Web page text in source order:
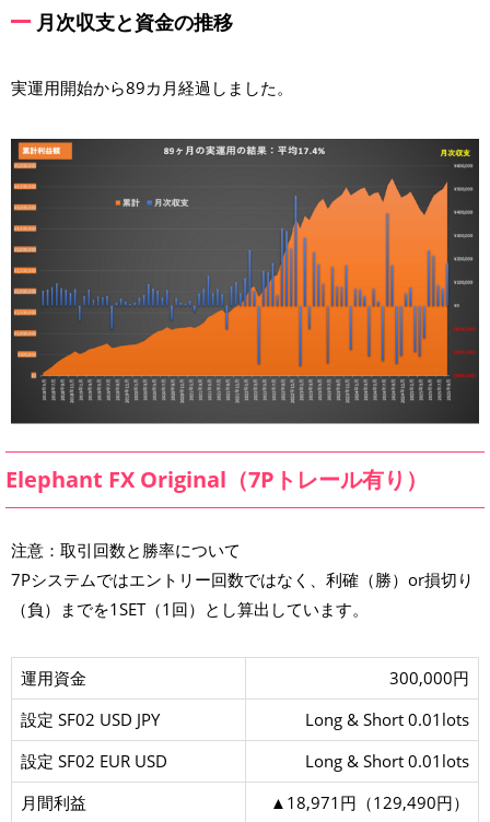
月次収支と資金の推移
実運用開始から89カ月経過しました。
Elephant FX Original（7Pトレール有り）
注意：取引回数と勝率について
7Pシステムではエントリー回数ではなく、利確（勝）or損切り
（負）までを1SET（1回）とし算出しています。
運用資金
300,000円
設定 SF02 USD JPY
Long & Short 0.01lots
設定 SF02 EUR USD
Long & Short 0.01lots
月間利益
▲18,971円（129,490円）